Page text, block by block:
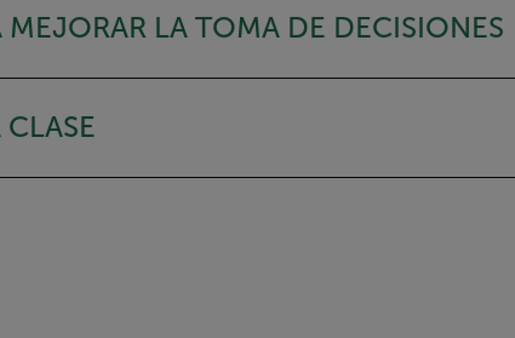
LA TOMA DE DECISIONES